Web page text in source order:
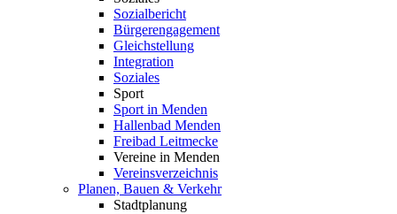
Sozialbericht
Bürgerengagement
Gleichstellung
Integration
Soziales
Sport
Sport in Menden
Hallenbad Menden
Freibad Leitmecke
Vereine in Menden
Vereinsverzeichnis
Planen, Bauen & Verkehr
Stadtplanung